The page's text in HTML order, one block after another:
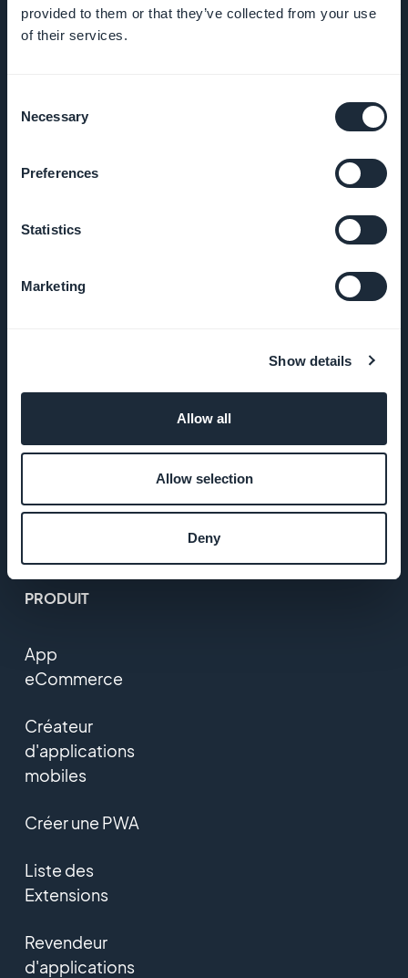
provided to them or that they’ve collected from your use
of their services.
Selection
Necessary
Preferences
Statistics
Marketing
Show details
Allow all
Allow selection
Deny
A propos
Studio
confidentialité
Nous
PRODUIT
App
eCommerce
Créateur
d'applications
mobiles
Créer une PWA
Liste des
Extensions
Revendeur
d'applications